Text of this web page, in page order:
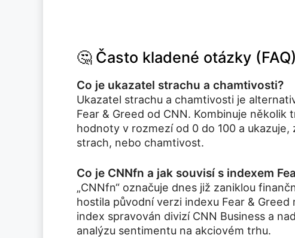
🤔 Často kladené otázky (FAQ)
Co je ukazatel strachu a chamtivosti?
Ukazatel strachu a chamtivosti je
Fear & Greed od CNN. Kombinuje
hodnoty v rozmezí od 0 do 100 a
strach, nebo chamtivost.
Co je CNNfn a jak souvisí s indexem
„CNNfn“ označuje dnes již zaniklou
hostila původní verzi indexu Fear &
index spravován divizí CNN Business a
analýzu sentimentu na akciovém trhu.